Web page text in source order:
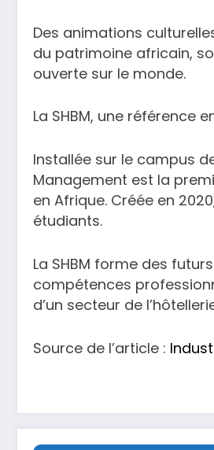
Des animations
du patrimoine africain,
ouverte sur le monde.
La SHBM, une référence
Installée sur le campus
Management est la
en Afrique. Créée en
étudiants.
La SHBM forme des
compétences
d’un secteur de
Source de l’article :